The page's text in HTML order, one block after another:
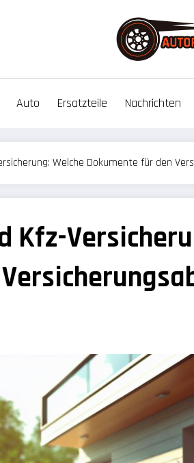
Auto Ersatzteile Nachrichten
Welche Dokumente für den